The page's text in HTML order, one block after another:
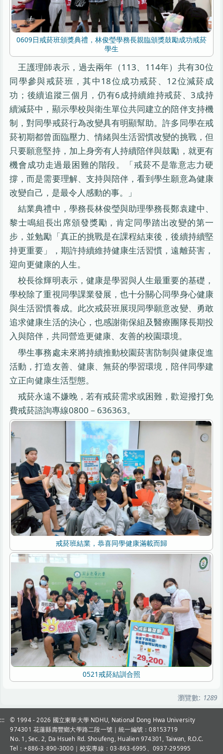
0609日戒菸班頒獎典禮，林俊瑩學務長親臨頒獎鼓勵成功戒菸
學生
王護理師表示，過去兩年（113、114年）共有30位
同學參與戒菸班，其中18位成功戒菸、12位減菸成
功；後續追蹤三個月，仍有6成持續維持戒菸、3成持
續減菸中，顯示學校與衛生單位共同建立的陪伴支持機
制，對同學戒菸行為改變具有明顯幫助。許多同學在戒
菸初期都曾面臨壓力、情緒與生活習慣改變的挑戰，但
只要願意堅持，加上身旁有人持續陪伴與鼓勵，就更有
機會成功走過最困難的階段。「戒菸不是靠意志力硬
撐，而是需要理解、支持與陪伴，看到學生願意為健康
改變自己，是最令人感動的事。」
結業典禮中，學務長林俊瑩與助理學務長鄭袁建中、
黎士鳴組長出席頒發獎勵，肯定同學踏出改變的第一
步，並勉勵「真正的挑戰是在課程結束後，後續持續堅
持更重要」，期許持續維持健康生活習慣，遠離菸害，
迎向更健康的人生。
校長徐輝明表示，健康是學習與人生最重要的基礎，
學校除了重視同學課業發展，也十分關心同學身心健康
與生活習慣養成。此次戒菸班展現同學願意改變、勇敢
追求健康生活的決心，也感謝衛保組及醫療團隊長期投
入與陪伴，共同營造更健康、友善的校園環境。
學生事務處未來將持續推動校園菸害防制與健康促進
活動，打造友善、健康、無菸的學習環境，陪伴同學建
立正向健康生活型態。
戒菸永遠不嫌晚，若有戒菸需求或困難，歡迎撥打免
費戒菸諮詢專線0800－636363。
戒菸班結業，恭喜同學健康滿載而歸
0521戒菸結訓合照
瀏覽數: 1289
::: © 1994 - 2026 國立東華大學 NDHU, National Dong Hwa University
974301 花蓮縣壽豐鄉大學路二段一號｜統一編號：08153719
No. 1, Sec. 2, Da Hsueh Rd. Shoufeng, Hualien 974301, Taiwan, R.O.C.
Tel：+886-3-890-3000 ｜校安專線：03-863-6995、0937-295995